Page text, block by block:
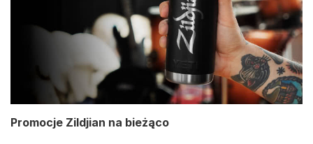
Promocje Zildjian na bieżąco